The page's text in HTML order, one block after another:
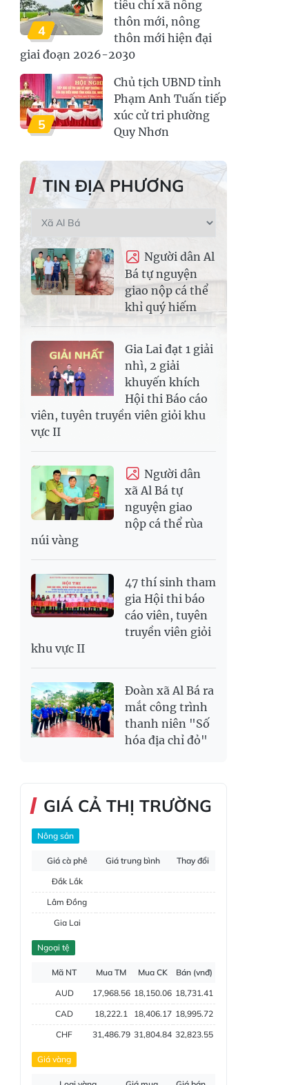
4
tiêu chí xã nông
thôn mới, nông
thôn mới hiện đại
giai đoạn 2026-2030
5
Chủ tịch UBND tỉnh
Phạm Anh Tuấn tiếp
xúc cử tri phường
Quy Nhơn
TIN ĐỊA PHƯƠNG
Người dân Al
Bá tự nguyện
giao nộp cá thể
khỉ quý hiếm
Gia Lai đạt 1 giải
nhì, 2 giải
khuyến khích
Hội thi Báo cáo
viên, tuyên truyền viên giỏi khu
vực II
Người dân
xã Al Bá tự
nguyện giao
nộp cá thể rùa
núi vàng
47 thí sinh tham
gia Hội thi báo
cáo viên, tuyên
truyền viên giỏi
khu vực II
Đoàn xã Al Bá ra
mắt công trình
thanh niên "Số
hóa địa chỉ đỏ"
GIÁ CẢ THỊ TRƯỜNG
Nông sản
Giá cà phê Giá trung bình
Thay đổi
Đắk Lắk
Lâm Đồng
Gia Lai
Đắk Nông
Ngoại tệ
Mã NT Mua TM Mua CK
Bán (vnđ)
AUD
17,968.56 18,150.06 18,731.41
CAD
18,222.1 18,406.17 18,995.72
CHF
31,486.79 31,804.84 32,823.55
CNY
Giá vàng